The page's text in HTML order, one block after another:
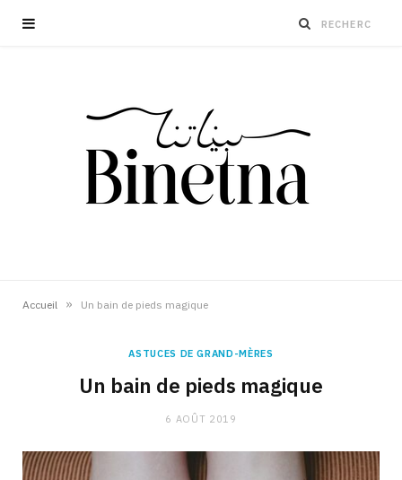
Accueil » Un bain de pieds magique
ASTUCES DE GRAND-MÈRES
Un bain de pieds magique
6 AOÛT 2019